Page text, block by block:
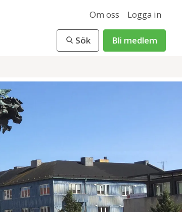
Om oss Logga in
Sök Bli medlem